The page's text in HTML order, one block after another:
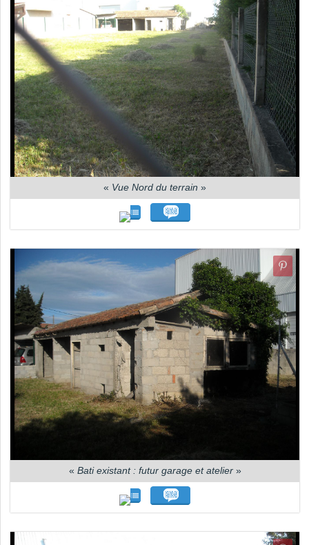
« Vue Nord du terrain »
« Bati existant : futur garage et atelier»